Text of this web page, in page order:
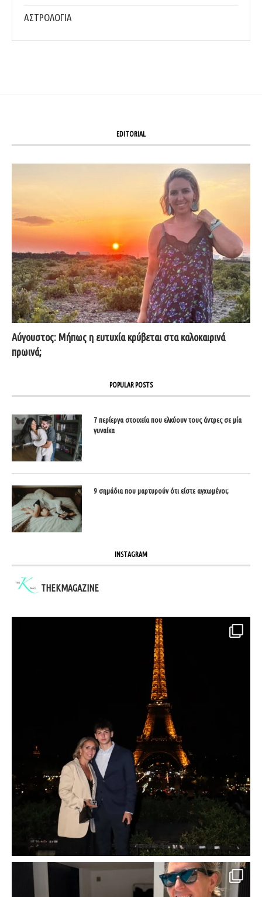
ΑΣΤΡΟΛΟΓΙΑ
EDITORIAL
Αύγουστος: Μήπως η ευτυχία κρύβεται στα καλοκαιρινά
πρωινά;
POPULAR POSTS
7 περίεργα στοιχεία που ελκύουν τους άντρες σε μία
γυναίκα
9 σημάδια που μαρτυρούν ότι είστε αγχωμένοι;
INSTAGRAM
THEKMAGAZINE